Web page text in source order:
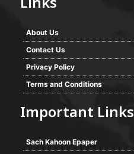
Links
About Us
Contact Us
Privacy Policy
Terms and Conditions
Important Links
Sach Kahoon Epaper